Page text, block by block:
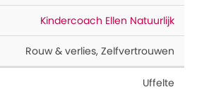
Kindercoach Ellen Natuurlijk
Rouw & verlies, Zelfvertrouwen
Uffelte